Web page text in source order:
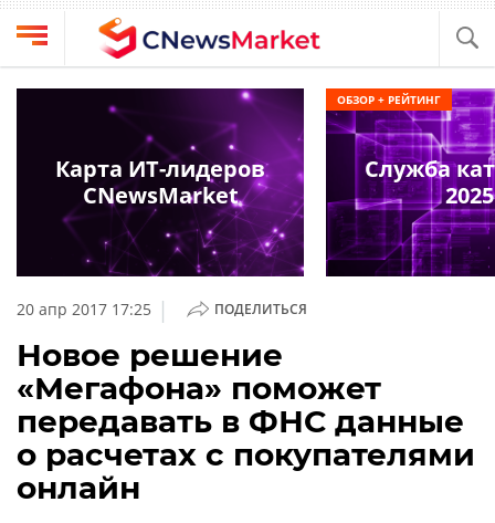
Выбрать
провайдера
Компании
обзоры
кабинет
О
проекте
CNews
Аналитика
CNews
Конференции
Техника
20 апр 2017 17:25 | ПОДЕЛИТЬСЯ
Новое решение
«Мегафона» поможет
передавать в ФНС данные
о расчетах с покупателями
онлайн
Карта ИТ-лидеров
CNewsMarket
Служба
2025
ОБЗОР + РЕЙТИНГ